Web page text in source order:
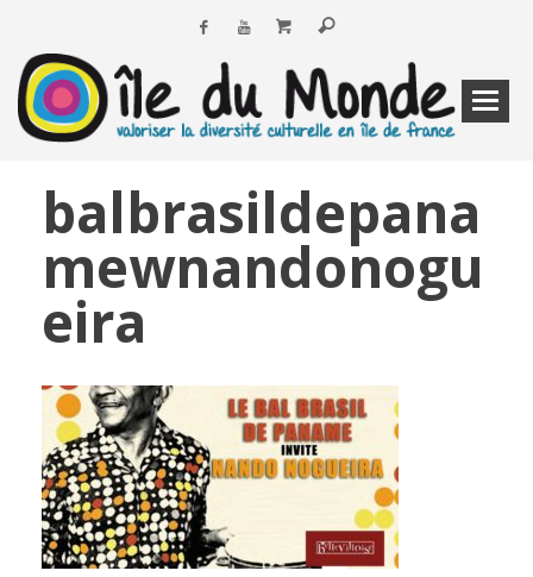
balbrasildepana
mewnandonogu
eira